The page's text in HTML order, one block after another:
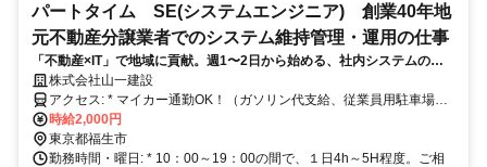
パートタイム SE(システムエンジニア) 創業40年地
元不動産分譲業者でのシステム維持管理・運用の仕事
「不動産×IT」で地域に貢献。週1〜2日から始める、社内システムの維
持管理・運用のお仕事です。副業可能です。
株式会社山一建設
アクセス: * マイカー通勤OK！（ガソリン代支給、従業員用駐車場あ
り） * 交通 ① JR青梅線「福生」駅より徒歩14分（JR「立川」
駅から「福生」駅まで乗車時間19分） 、立川バス「福生第六小学校
バス停（福13）」より徒歩3分 ②JR青梅線「羽村」駅より徒歩17分
時給2,000円
東京都福生市
勤務時間・曜日: * 10：00～19：00の間で、１日4h～5H程度。ご相